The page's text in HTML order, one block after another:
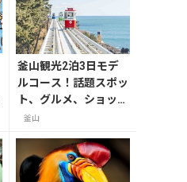
釜山観光2泊3日モデ
ルコース！話題スポッ
ト、グルメ、ショッピ
ングを満喫
釜山